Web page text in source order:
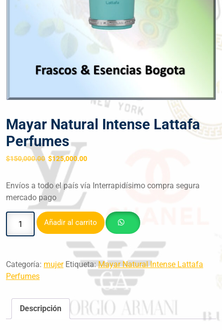
Mayar Natural Intense Lattafa
Perfumes
$150,000.00 $125,000.00
Envíos a todo el país vía Interrapidísimo compra segura
mercado pago
Añadir al carrito
Categoría: mujer Etiqueta:Mayar Natural Intense Lattafa
Perfumes
Descripción